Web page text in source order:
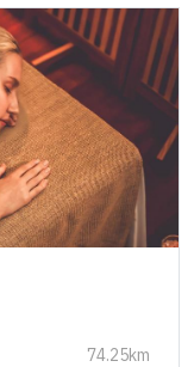
74.25km